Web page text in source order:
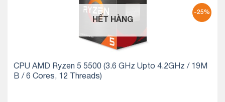
-25%
HẾT HÀNG
CPU AMD Ryzen 5 5500 (3.6 GHz Upto 4.2GHz / 19M
B / 6 Cores, 12 Threads)